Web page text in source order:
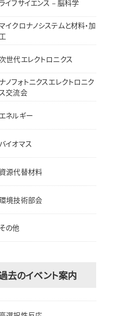
ライフサイエンス – 脳科学
イクロナノシステムと材料・加
工
世代エレクトロニクス
ナノフォトニクスエレクトロニク
交流会
エネルギー
バイオマス
源代替材料
境技術部会
その他
去のイベント案内